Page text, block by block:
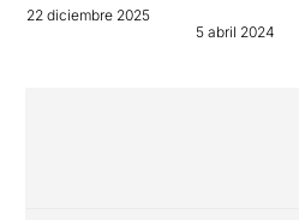
22 diciembre 2025
5 abril 2024